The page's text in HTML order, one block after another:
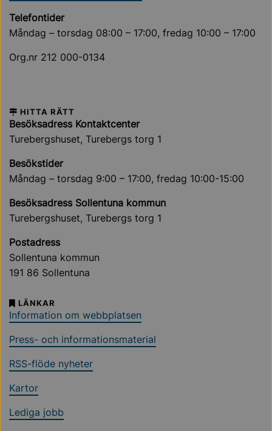
Telefontider
Måndag – torsdag 08:00 – 17:00, fredag 10:00 – 17:00
Org.nr 212 000-0134
HITTA RÄTT
Besöksadress Kontaktcenter
Turebergshuset, Turebergs torg 1
Besökstider
Måndag – torsdag 9:00 – 17:00, fredag 10:00-15:00
Besöksadress Sollentuna kommun
Turebergshuset, Turebergs torg 1
Postadress
Sollentuna kommun
191 86 Sollentuna
LÄNKAR
Information om webbplatsen
Press- och informationsmaterial
RSS-flöde nyheter
Kartor
Lediga jobb